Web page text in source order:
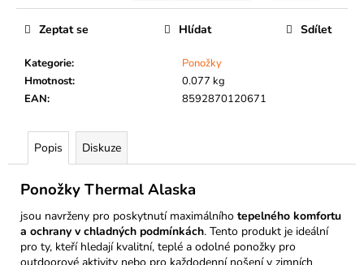
Kategorie:
Ponožky
Hmotnost:
0.077 kg
EAN: 8592870120671
Zeptat se Hlídat Sdílet
Popis Diskuze
Ponožky Thermal Alaska
jsou navrženy pro poskytnutí maximálního tepelného komfortu
a ochrany v chladných podmínkách. Tento produkt je ideální
pro ty, kteří hledají kvalitní, teplé a odolné ponožky pro
outdoorové aktivity nebo pro každodenní nošení v zimních